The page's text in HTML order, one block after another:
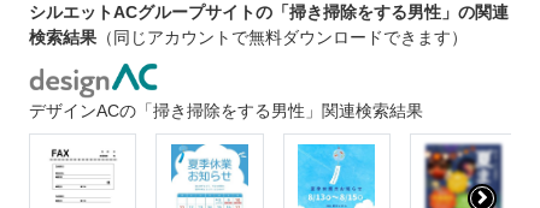
シルエットACグループサイトの「掃き掃除をする男性」の関連
検索結果 （同じアカウントで無料ダウンロードできます）
デザインACの「掃き掃除をする男性」関連検索結果